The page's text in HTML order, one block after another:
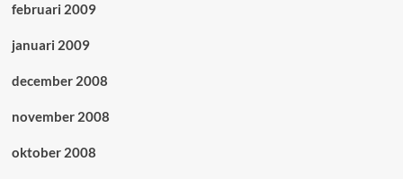
februari 2009
januari 2009
december 2008
november 2008
oktober 2008